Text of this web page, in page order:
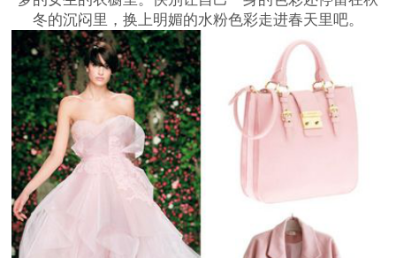
冬的沉闷里，换上明媚的水粉色彩走进春天里吧。